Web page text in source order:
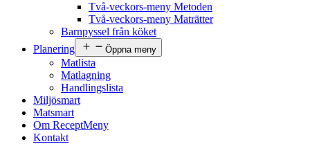
Två-veckors-meny Metoden
Två-veckors-meny Maträtter
Barnpyssel från köket
Planering
Öppna meny
Matlista
Matlagning
Handlingslista
Miljösmart
Matsmart
Om ReceptMeny
Kontakt